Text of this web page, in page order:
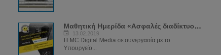
Μαθητική Ημερίδα «Ασφαλές διαδίκτυο για όλους»
13.02.2019
Η MC Digital Media σε συνεργασία με το
Υπουργείο...